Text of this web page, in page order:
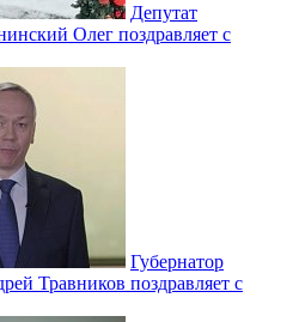
Депутат
Олег поздравляет с
Губернатор
Травников поздравляет с